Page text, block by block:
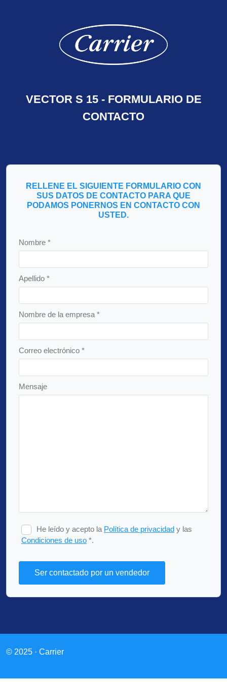
VECTOR S 15 - FORMULARIO DE
CONTACTO
RELLENE EL SIGUIENTE FORMULARIO CON
SUS DATOS DE CONTACTO PARA QUE
PODAMOS PONERNOS EN CONTACTO CON
USTED.
Nombre *
Apellido *
Nombre de la empresa *
Correo electrónico *
Mensaje
He leído y acepto la Política de privacidad y las
Condiciones de uso *.
© 2025 · Carrier